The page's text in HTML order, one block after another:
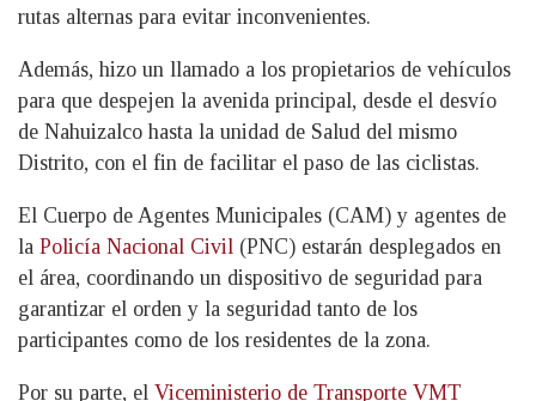
rutas alternas para evitar inconvenientes.
Además, hizo un llamado a los propietarios de vehículos
para que despejen la avenida principal, desde el desvío
de Nahuizalco hasta la unidad de Salud del mismo
Distrito, con el fin de facilitar el paso de las ciclistas.
El Cuerpo de Agentes Municipales (CAM) y agentes de
la Policía Nacional Civil (PNC) estarán desplegados en
el área, coordinando un dispositivo de seguridad para
garantizar el orden y la seguridad tanto de los
participantes como de los residentes de la zona.
Por su parte, el Viceministerio de Transporte VMT